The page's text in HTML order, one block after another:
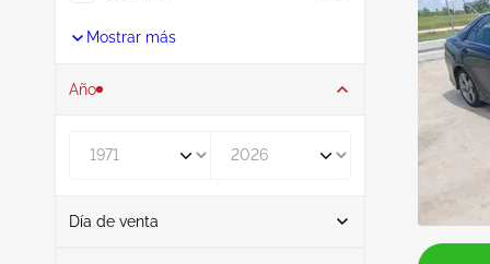
Mostrar más
Año
Día de venta